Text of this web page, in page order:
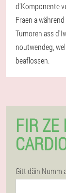
d'Komponente
Fraen a
Tumoren ass
noutwendeg,
beaflossen.
FIR ZE
Gitt däin Numm